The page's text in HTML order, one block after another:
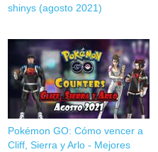
shinys (agosto 2021)
Pokémon GO: Cómo vencer a
Cliff, Sierra y Arlo - Mejores